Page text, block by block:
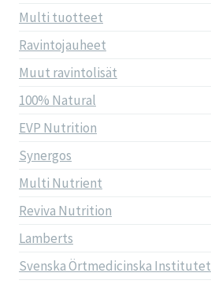
Multi tuotteet
Ravintojauheet
Muut ravintolisät
100% Natural
EVP Nutrition
Synergos
Multi Nutrient
Reviva Nutrition
Lamberts
Svenska Örtmedicinska Institutet